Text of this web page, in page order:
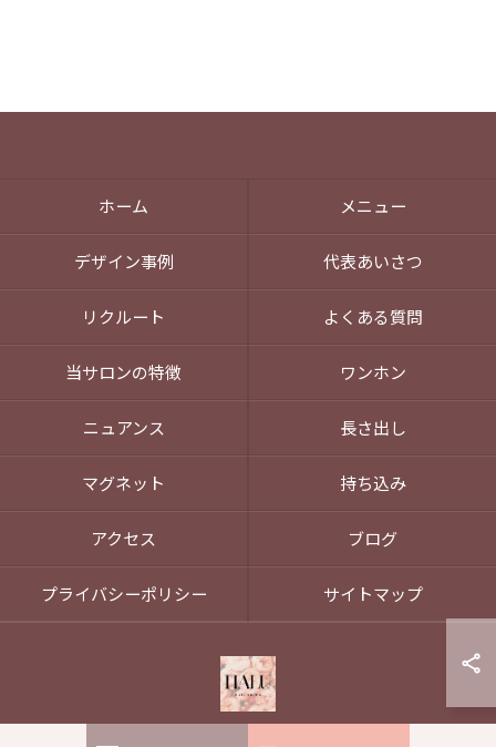
ホーム メニュー
デザイン事例 代表あいさつ
リクルート よくある質問
当サロンの特徴 ワンホン
ニュアンス 長さ出し
マグネット 持ち込み
アクセス ブログ
プライバシーポリシー サイトマップ